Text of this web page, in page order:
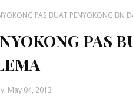
PAS BUAT PENYOKONG BN
PAS
May 04, 2013